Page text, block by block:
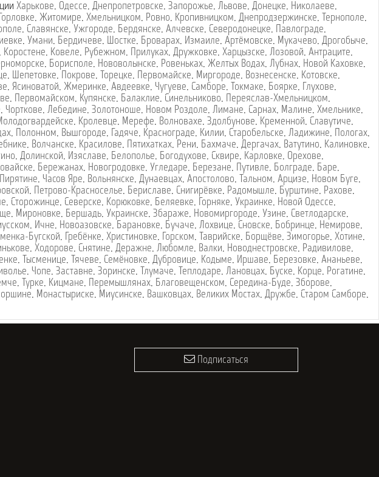
Харькове, Одессе, Днепропетровске, Запорожье, Львове, Донецке, Николаеве,
, Житомире, Хмельницком, Ровно, Кропивницком, Днепродзержинске, Тернополе,
, Славянске, Ужгороде, Бердянске, Алчевске, Северодонецке, Павлограде,
, Умани, Бердичеве, Шостке, Броварах, Измаиле, Артёмовске, Мукачево, Дрогобыче,
, Коростене, Ковеле, Рубежном, Прилуках, Дружковке, Харцызске, Лозовой, Антраците,
, Борисполе, Нововолынске, Ровеньках, Желтых Водах, Лубнах, Новой Каховке,
, Шепетовке, Покрове, Торецке, Первомайске, Миргороде, Вознесенске, Котовске,
, Ясиноватой, Жмеринке, Авдеевке, Чугуеве, Самборе, Токмаке, Боярке, Глухове,
, Первомайском, Купянске, Балаклие, Синельниково, Переяслав-Хмельницком,
, Чорткове, Лебедине, Золотоноше, Новом Роздоле, Лимане, Сарнах, Малине, Хмельнике,
, Кролевце, Мерефе, Волновахе, Здолбунове, Кременной, Славутиче,
, Полонном, Вышгороде, Гадяче, Краснограде, Килии, Старобельске, Ладижине, Пологах,
, Волчанске, Красилове, Пятихатках, Рени, Бахмаче, Дергачах, Ватутино, Калиновке,
, Долинской, Изяславе, Белополье, Богодухове, Сквире, Карловке, Орехове,
, Бережанах, Новогродовке, Угледаре, Березане, Путивле, Болграде, Баре,
Пирятине, Часов Яре, Вольнянске, Дунаевцах, Апостолово, Тальном, Арцизе, Новом Буге,
, Петрово-Красноселье, Бериславе, Снигирёвке, Радомышле, Бурштине, Рахове,
, Сторожинце, Северске, Корюковке, Беляевке, Горняке, Украинке, Новой Одессе,
, Мироновке, Бершадь, Украинске, Збараже, Новомиргороде, Узине, Светлодарске,
, Ичне, Новоазовске, Барановке, Бучаче, Лохвице, Сновске, Бобринце, Немирове,
Бугской, Гребёнке, Христиновке, Горском, Таврийске, Борщёве, Зимогорье, Хотине,
, Ходорове, Снятине, Деражне, Любомле, Валки, Новоднестровске, Радивилове,
, Тысменице, Тячеве, Семёновке, Дубровице, Кодыме, Иршаве, Березовке, Ананьеве,
, Чопе, Заставне, Зоринске, Тлумаче, Теплодаре, Лановцах, Буске, Корце, Рогатине,
, Турке, Кицмане, Перемышлянах, Благовещенском, Середина-Буде, Зборове,
, Монастыриске, Миусинске, Вашковцах, Великих Мостах, Дружбе, Старом Самборе,
Подписаться